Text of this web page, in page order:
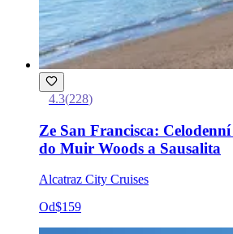
4.3(228)
Ze San Francisca:
do Muir Woods a Sausalita
Alcatraz City Cruises
Od$159